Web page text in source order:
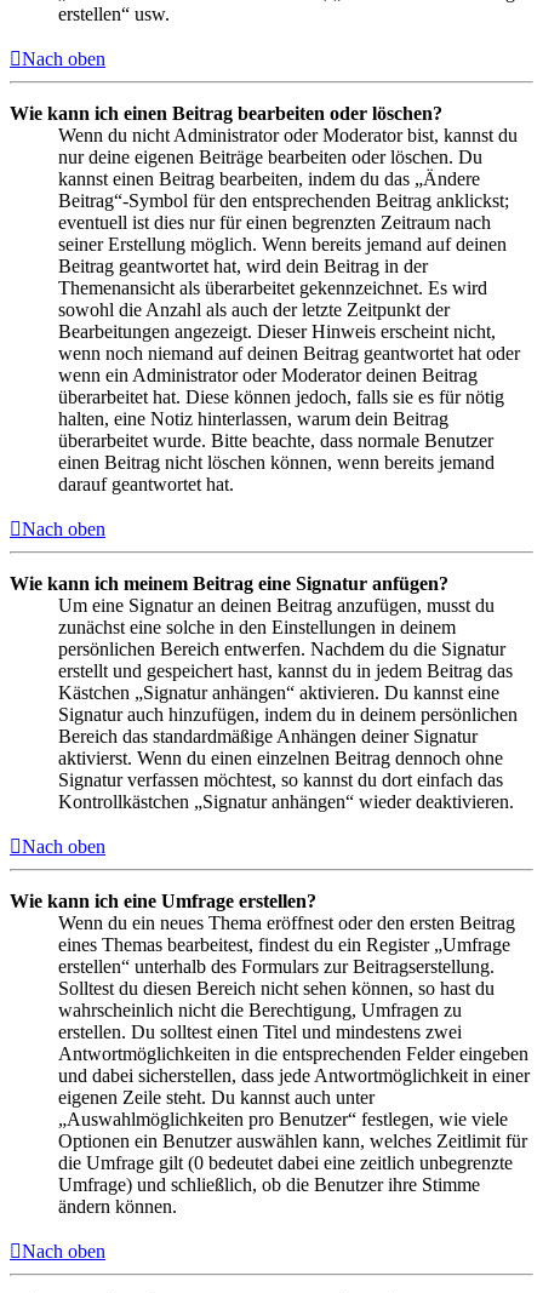
erstellen“ usw.
Nach oben
Wie kann ich einen Beitrag bearbeiten oder löschen?
Wenn du nicht Administrator oder Moderator bist, kannst du
nur deine eigenen Beiträge bearbeiten oder löschen. Du
kannst einen Beitrag bearbeiten, indem du das „Ändere
Beitrag“-Symbol für den entsprechenden Beitrag anklickst;
eventuell ist dies nur für einen begrenzten Zeitraum nach
seiner Erstellung möglich. Wenn bereits jemand auf deinen
Beitrag geantwortet hat, wird dein Beitrag in der
Themenansicht als überarbeitet gekennzeichnet. Es wird
sowohl die Anzahl als auch der letzte Zeitpunkt der
Bearbeitungen angezeigt. Dieser Hinweis erscheint nicht,
wenn noch niemand auf deinen Beitrag geantwortet hat oder
wenn ein Administrator oder Moderator deinen Beitrag
überarbeitet hat. Diese können jedoch, falls sie es für nötig
halten, eine Notiz hinterlassen, warum dein Beitrag
überarbeitet wurde. Bitte beachte, dass normale Benutzer
einen Beitrag nicht löschen können, wenn bereits jemand
darauf geantwortet hat.
Nach oben
Wie kann ich meinem Beitrag eine Signatur anfügen?
Um eine Signatur an deinen Beitrag anzufügen, musst du
zunächst eine solche in den Einstellungen in deinem
persönlichen Bereich entwerfen. Nachdem du die Signatur
erstellt und gespeichert hast, kannst du in jedem Beitrag das
Kästchen „Signatur anhängen“ aktivieren. Du kannst eine
Signatur auch hinzufügen, indem du in deinem persönlichen
Bereich das standardmäßige Anhängen deiner Signatur
aktivierst. Wenn du einen einzelnen Beitrag dennoch ohne
Signatur verfassen möchtest, so kannst du dort einfach das
Kontrollkästchen „Signatur anhängen“ wieder deaktivieren.
Nach oben
Wie kann ich eine Umfrage erstellen?
Wenn du ein neues Thema eröffnest oder den ersten Beitrag
eines Themas bearbeitest, findest du ein Register „Umfrage
erstellen“ unterhalb des Formulars zur Beitragserstellung.
Solltest du diesen Bereich nicht sehen können, so hast du
wahrscheinlich nicht die Berechtigung, Umfragen zu
erstellen. Du solltest einen Titel und mindestens zwei
Antwortmöglichkeiten in die entsprechenden Felder eingeben
und dabei sicherstellen, dass jede Antwortmöglichkeit in einer
eigenen Zeile steht. Du kannst auch unter
„Auswahlmöglichkeiten pro Benutzer“ festlegen, wie viele
Optionen ein Benutzer auswählen kann, welches Zeitlimit für
die Umfrage gilt (0 bedeutet dabei eine zeitlich unbegrenzte
Umfrage) und schließlich, ob die Benutzer ihre Stimme
ändern können.
Nach oben